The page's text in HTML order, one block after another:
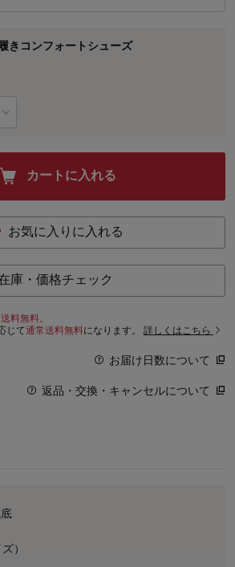
きコンフォートシューズ
カートに入れる
お気に入りに入れる
庫・価格チェック
料無料。
じて通常送料無料になります。 詳しくはこちら
お届け日数について
返品・交換・キャンセルについて
）